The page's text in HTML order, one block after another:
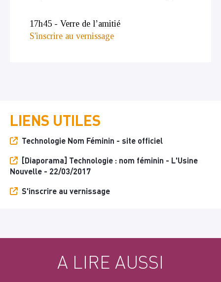
17h45 - Verre de l’amitié
S'inscrire au vernissage
LIENS UTILES
Technologie Nom Féminin - site officiel
[Diaporama] Technologie : nom féminin - L'Usine
Nouvelle - 22/03/2017
S'inscrire au vernissage
A LIRE AUSSI